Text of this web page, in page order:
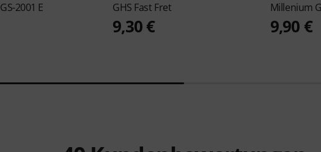
GS-2001 E
GHS Fast Fret
9,30 €
Millenium
9,90 €